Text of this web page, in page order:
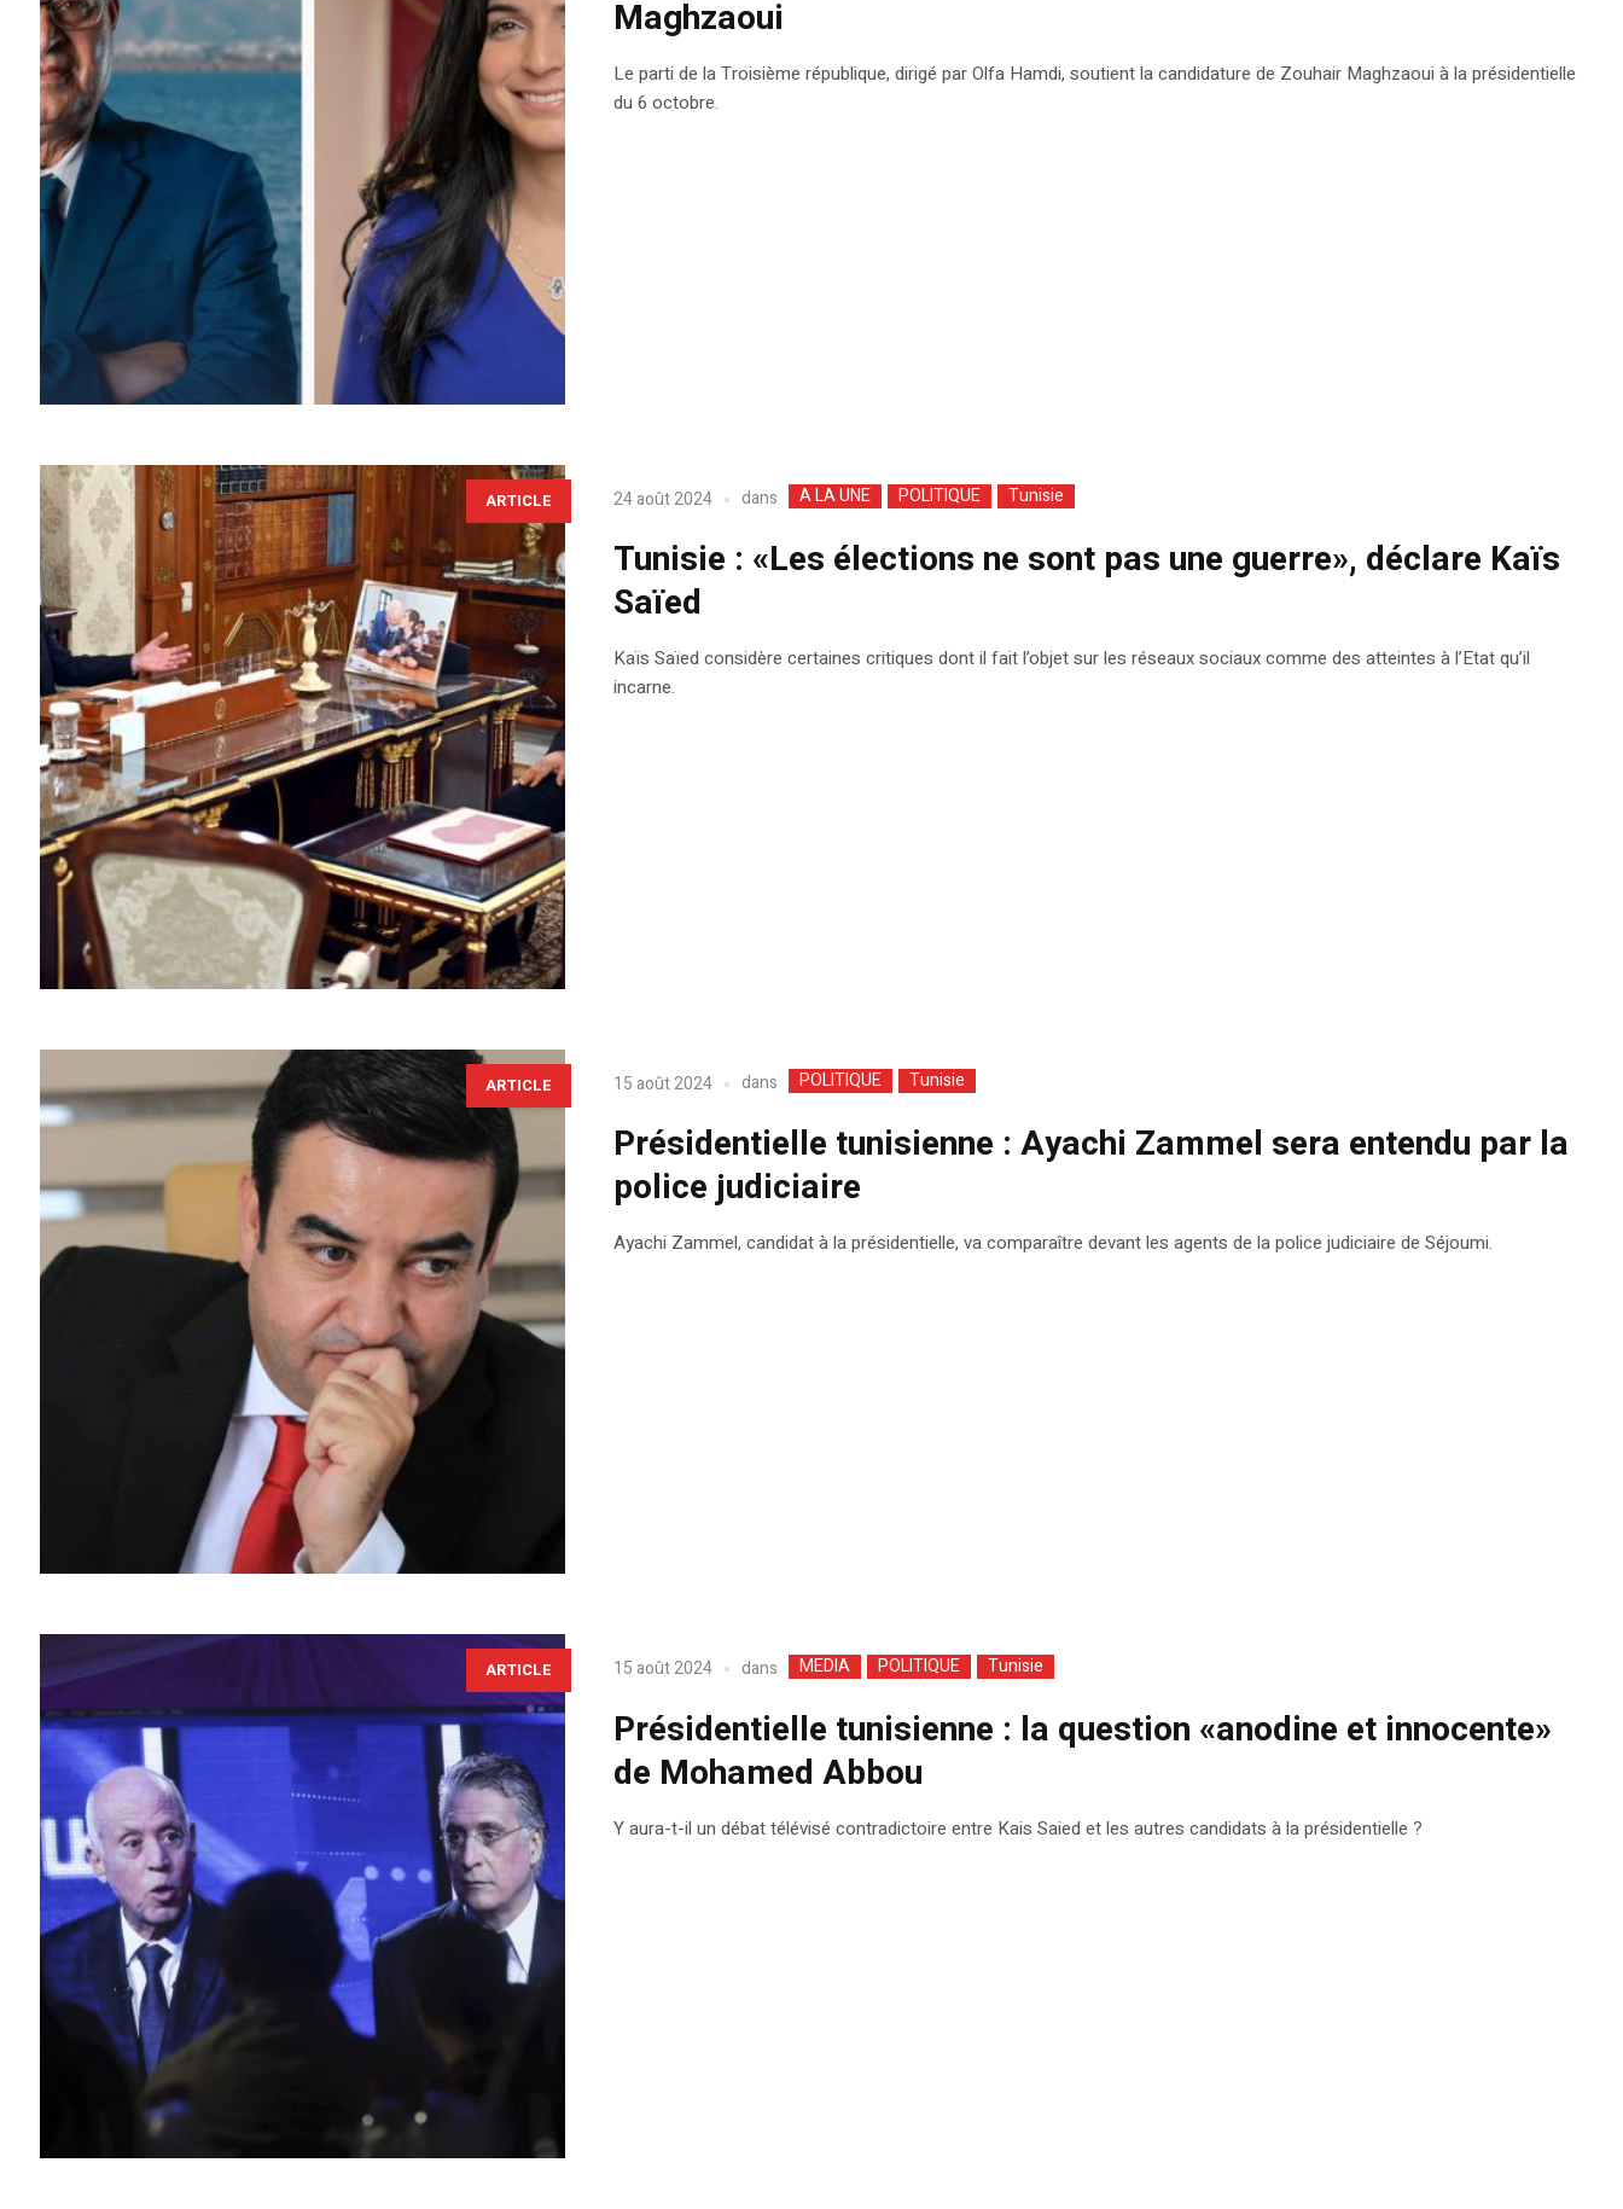
Maghzaoui
Le parti de la Troisième république, dirigé par Olfa Hamdi, soutient la candidature de Zouhair Maghzaoui à la présidentielle
du 6 octobre.
ARTICLE 24 août 2024 dans A LA UNE POLITIQUE Tunisie
Tunisie : «Les élections ne sont pas une guerre», déclare Kaïs
Saïed
Kaïs Saïed considère certaines critiques dont il fait l’objet sur les réseaux sociaux comme des atteintes à l’Etat qu’il
incarne.
ARTICLE 15 août 2024 dans POLITIQUE Tunisie
Présidentielle tunisienne : Ayachi Zammel sera entendu par la
police judiciaire
Ayachi Zammel, candidat à la présidentielle, va comparaître devant les agents de la police judiciaire de Séjoumi.
ARTICLE 15 août 2024 dans MEDIA POLITIQUE Tunisie
Présidentielle tunisienne : la question «anodine et innocente»
de Mohamed Abbou
Y aura-t-il un débat télévisé contradictoire entre Kais Saied et les autres candidats à la présidentielle ?